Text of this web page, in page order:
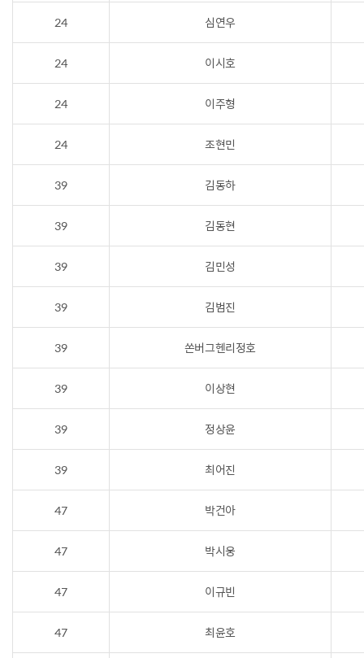
24 심연우
24 이시호
24 이주형
24 조현민
39 김동하
39 김동현
39 김민성
39 김범진
39 쏜버그헨리정호
39 이상현
39 정상윤
39 최어진
47 박건아
47 박시웅
47 이규빈
47 최윤호